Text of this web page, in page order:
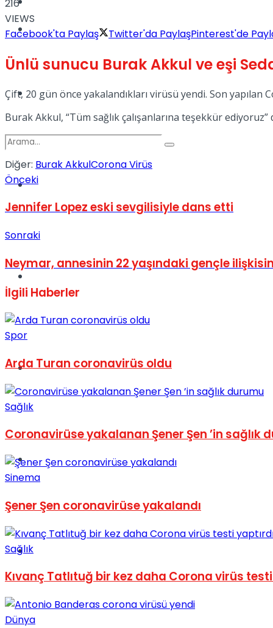
Dünya
Türkiye
Sinema
Tatil
Spor
Podcast
View All Result
216
VIEWS
Facebook'ta Paylaş
Twitter'da PaylaşPinterest'de
Ünlü sunucu Burak Akkul ve eşi
Çift, 20 gün önce yakalandıkları virüsü yendi. Son
Burak Akkul, “Tüm sağlık çalışanlarına teşekkür ediyoruz”
Diğer: Burak AkkulCorona Virüs
Önceki
Jennifer Lopez eski sevgilisiyle dans etti
Sonraki
Neymar, annesinin 22 yaşındaki gençle
İlgili Haberler
Spor
Arda Turan coronavirüs oldu
Sağlık
Coronavirüse yakalanan Şener Şen ’in sağlık
Sinema
Şener Şen coronavirüse yakalandı
Sağlık
Kıvanç Tatlıtuğ bir kez daha Corona virüs testi
Dünya